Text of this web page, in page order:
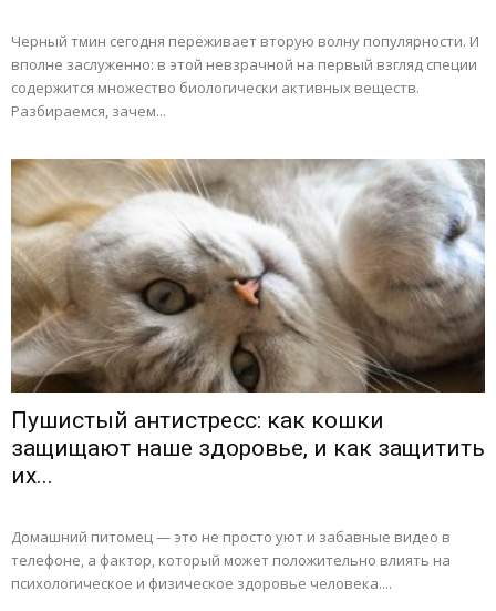
Черный тмин сегодня переживает вторую волну популярности. И
вполне заслуженно: в этой невзрачной на первый взгляд специи
содержится множество биологически активных веществ.
Разбираемся, зачем...
Пушистый антистресс: как кошки
защищают наше здоровье, и как защитить
их...
Домашний питомец — это не просто уют и забавные видео в
телефоне, а фактор, который может положительно влиять на
психологическое и физическое здоровье человека....